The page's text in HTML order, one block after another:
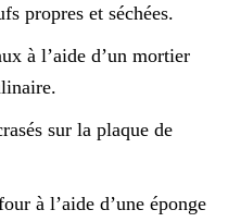
propres et séchées.
à l’aide d’un mortier
sur la plaque de
à l’aide d’une éponge